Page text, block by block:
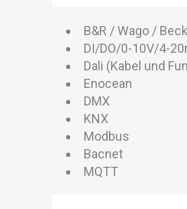
B&R / Wago /
DI/DO/0-10V/4-
Dali (Kabel und
Enocean
DMX
KNX
Modbus
Bacnet
MQTT